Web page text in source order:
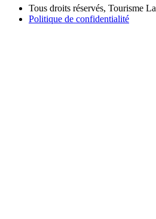
Tous droits réservés, Tourisme
Politique de confidentialité